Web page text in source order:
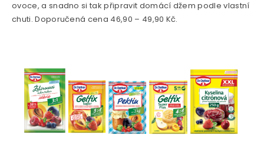
ovoce, a snadno si tak připravit domácí džem podle vlastní
chuti. Doporučená cena 46,90 – 49,90 Kč.